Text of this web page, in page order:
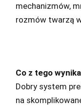
mechanizmów,
rozmów twarzą
Co z tego
Dobry system
na